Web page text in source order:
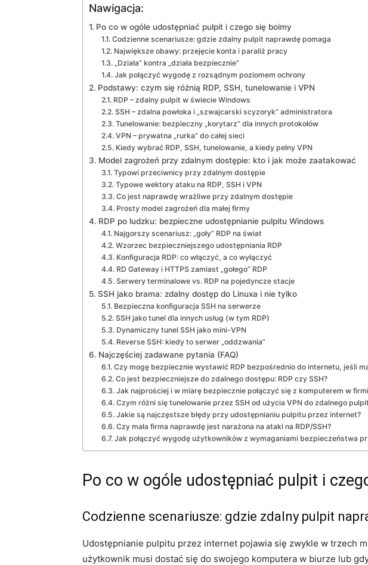
Nawigacja:
Po co w ogóle udostępniać pulpit i czego się boimy
Codzienne scenariusze: gdzie zdalny pulpit naprawdę pomaga
Największe obawy: przejęcie konta i paraliż pracy
„Działa” kontra „działa bezpiecznie”
Jak połączyć wygodę z rozsądnym poziomem ochrony
Podstawy: czym się różnią RDP, SSH, tunelowanie i VPN
RDP – zdalny pulpit w świecie Windows
SSH – zdalna powłoka i „szwajcarski scyzoryk” administratora
Tunelowanie: bezpieczny „korytarz” dla innych protokołów
VPN – prywatna „rurka” do całej sieci
Kiedy wybrać RDP, SSH, tunelowanie, a kiedy pełny VPN
Model zagrożeń przy zdalnym dostępie: kto i jak może zaatakować
Typowi przeciwnicy przy zdalnym dostępie
Typowe wektory ataku na RDP, SSH i VPN
Co jest naprawdę wrażliwe przy zdalnym dostępie
Prosty model zagrożeń dla małej firmy
RDP po ludzku: bezpieczne udostępnianie pulpitu Windows
Najgorszy scenariusz: „goły” RDP na świat
Wzorzec bezpieczniejszego udostępniania RDP
Konfiguracja RDP: co włączyć, a co wyłączyć
RD Gateway i HTTPS zamiast „gołego” RDP
Serwery terminalowe vs. RDP na pojedyncze stacje
SSH jako brama: zdalny dostęp do Linuxa i nie tylko
Bezpieczna konfiguracja SSH na serwerze
SSH jako tunel dla innych usług (w tym RDP)
Dynamiczny tunel SSH jako mini-VPN
Reverse SSH: kiedy to serwer „oddzwania”
Najczęściej zadawane pytania (FAQ)
Czy mogę bezpiecznie wystawić RDP bezpośrednio do internetu, jeśli
Co jest bezpieczniejsze do zdalnego dostępu: RDP czy SSH?
Jak najprościej i w miarę bezpiecznie połączyć się z komputerem w
Czym różni się tunelowanie przez SSH od użycia VPN do zdalnego
Jakie są najczęstsze błędy przy udostępnianiu pulpitu przez internet?
Czy mała firma naprawdę jest narażona na ataki na RDP/SSH?
Jak połączyć wygodę użytkowników z wymaganiami bezpieczeństwa
Po co w ogóle udostępniać pulpit i
Codzienne scenariusze: gdzie zdalny pulpit
Udostępnianie pulpitu przez internet pojawia się zwykle w trzech
użytkownik musi dostać się do swojego komputera w biurze lub